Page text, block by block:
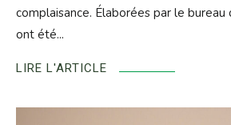
complaisance. Élaborées par le
ont été...
LIRE L'ARTICLE